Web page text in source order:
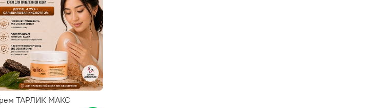
ТАРЛИК МАКС